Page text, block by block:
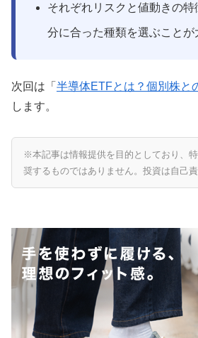
それぞれリスクと値動きの特
分に合った種類を選ぶことが
次回は「 半導体ETFとは？個別株と
します。
※本記事は情報提供を目的としており、
奨するものではありません。投資は自己責